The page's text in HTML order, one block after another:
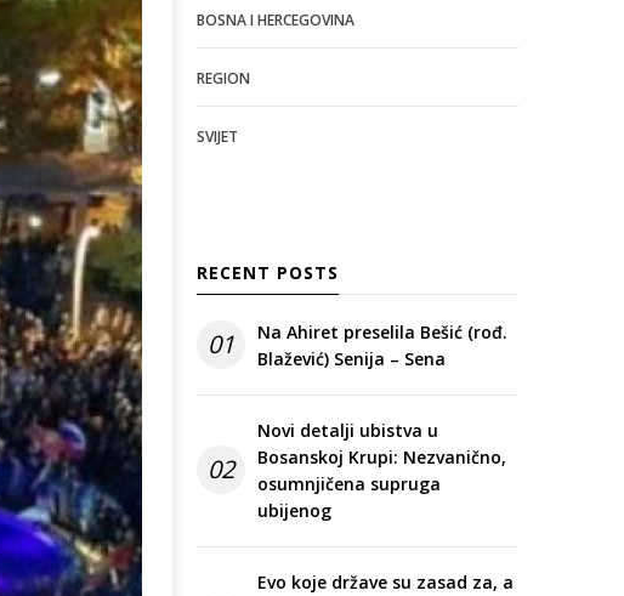
BOSNA I HERCEGOVINA
REGION
SVIJET
RECENT POSTS
01
Na Ahiret preselila Bešić (rođ.
Blažević) Senija – Sena
02
Novi detalji ubistva u
Bosanskoj Krupi: Nezvanično,
osumnjičena supruga
ubijenog
Evo koje države su zasad za, a